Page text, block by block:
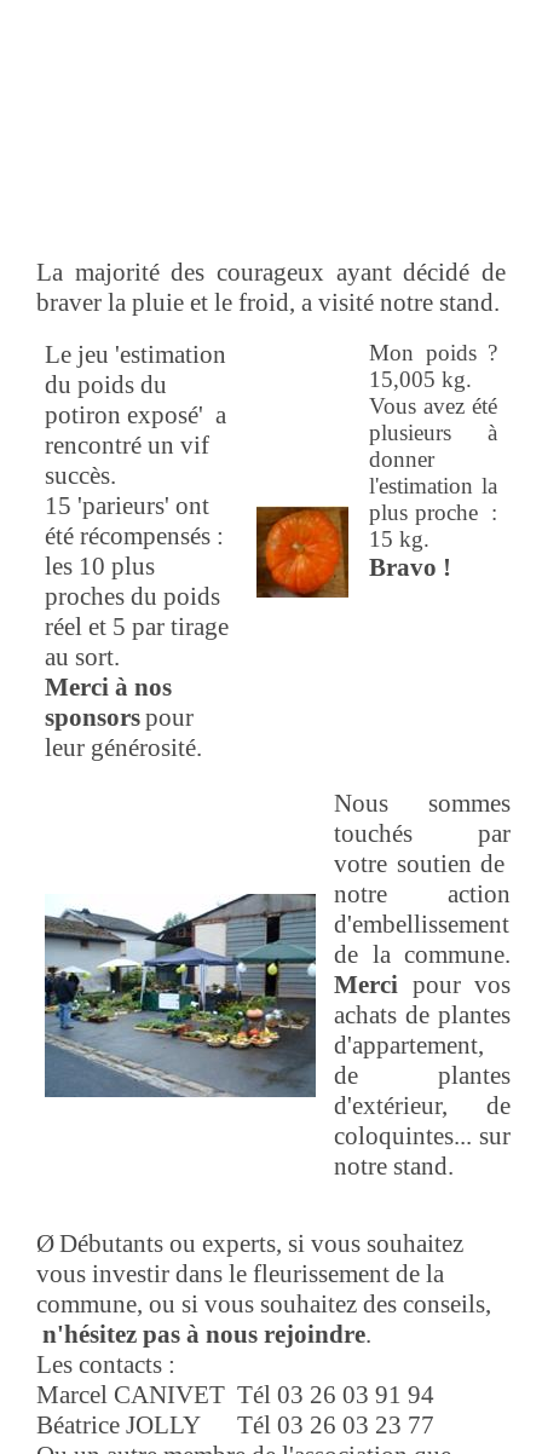
La majorité des courageux ayant décidé de
braver la pluie et le froid, a visité notre stand.
Le jeu 'estimation
du poids du
potiron exposé' a
rencontré un vif
succès.
15 'parieurs' ont
été récompensés :
les 10 plus
proches du poids
réel et 5 par tirage
au sort.
Merci à nos
sponsorspour
leur générosité.
Mon poids ?
15,005 kg.
Vous avez été
plusieurs à
donner
l'estimation la
plus proche :
15 kg.
Bravo !
Nous sommes
touchés par
votre soutien de
notre action
d'embellissement
de la commune.
Merci pour vos
achats de plantes
d'appartement,
de plantes
d'extérieur, de
coloquintes... sur
notre stand.
ØDébutants ou experts, si vous souhaitez
vous investir dans le fleurissement de la
commune, ou si vous souhaitez des conseils,
n'hésitez pas à nous rejoindre.
Les contacts :
Marcel CANIVET Tél 03 26 03 91 94
Béatrice JOLLY Tél 03 26 03 23 77